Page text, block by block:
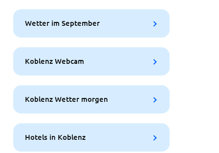
Wetter im September
Koblenz Webcam
Koblenz Wetter morgen
Hotels in Koblenz